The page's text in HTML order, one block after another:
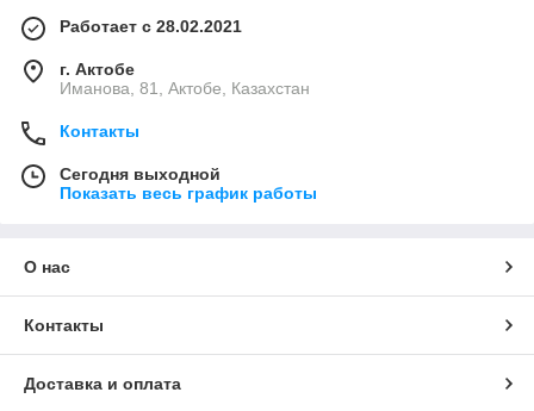
Работает с 28.02.2021
г. Актобе
Иманова, 81, Актобе, Казахстан
Контакты
Сегодня выходной
Показать весь график работы
О нас
Контакты
Доставка и оплата